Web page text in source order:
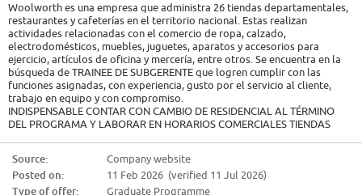
Woolworth es una empresa que administra 26 tiendas departamentales,
restaurantes y cafeterías en el territorio nacional. Estas realizan
actividades relacionadas con el comercio de ropa, calzado,
electrodomésticos, muebles, juguetes, aparatos y accesorios para
ejercicio, artículos de oficina y mercería, entre otros. Se encuentra en la
búsqueda de TRAINEE DE SUBGERENTE que logren cumplir con las
funciones asignadas, con experiencia, gusto por el servicio al cliente,
trabajo en equipo y con compromiso.
INDISPENSABLE CONTAR CON CAMBIO DE RESIDENCIAL AL TÉRMINO
DEL PROGRAMA Y LABORAR EN HORARIOS COMERCIALES TIENDAS
ENTRENAMIENTO LOS CONOCIMIENTOS Y COMPETENCIAS NECESARIAS
PARA INICIAR COMO SUBGERENTE E IR CRECIENDO EN LOS DIFERENTES
NIVELES DE LA ORGANIZACION
Source:
Company website
Posted on:
11 Feb 2026 (verified 11 Jul 2026)
Type of offer:
Graduate Programme